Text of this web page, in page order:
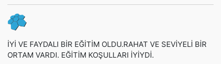
İYİ VE FAYDALI BİR EĞİTİM OLDU.RAHAT VE SEVİYELİ BİR
ORTAM VARDI. EĞİTİM KOŞULLARI İYİYDİ.